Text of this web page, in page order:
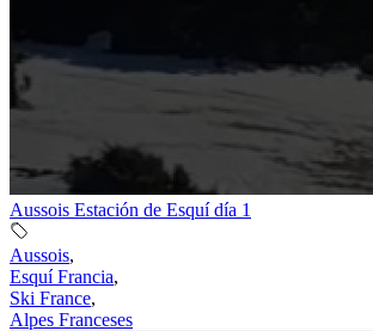
Aussois Estación de Esquí día 1
Aussois,
Esquí Francia,
Ski France,
Alpes Franceses